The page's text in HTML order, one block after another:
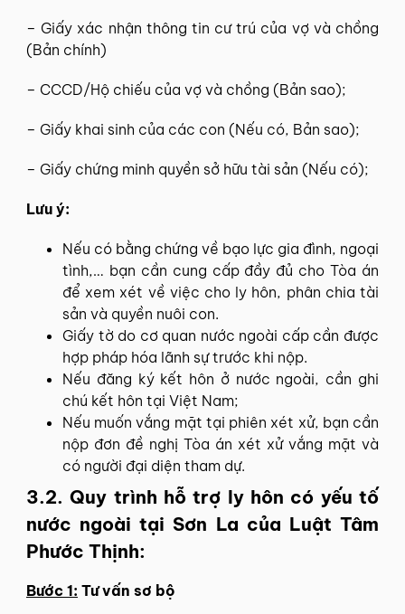
– Giấy xác nhận thông tin cư trú của vợ và chồng
(Bản chính)
– CCCD/Hộ chiếu của vợ và chồng (Bản sao);
– Giấy khai sinh của các con (Nếu có, Bản sao);
– Giấy chứng minh quyền sở hữu tài sản (Nếu có);
Lưu ý:
Nếu có bằng chứng về bạo lực gia đình, ngoại
tình,… bạn cần cung cấp đầy đủ cho Tòa án
để xem xét về việc cho ly hôn, phân chia tài
sản và quyền nuôi con.
Giấy tờ do cơ quan nước ngoài cấp cần được
hợp pháp hóa lãnh sự trước khi nộp.
Nếu đăng ký kết hôn ở nước ngoài, cần ghi
chú kết hôn tại Việt Nam;
Nếu muốn vắng mặt tại phiên xét xử, bạn cần
nộp đơn đề nghị Tòa án xét xử vắng mặt và
có người đại diện tham dự.
3.2. Quy trình hỗ trợ ly hôn có yếu tố
nước ngoài tại Sơn La của Luật Tâm
Phước Thịnh:
Bước 1: Tư vấn sơ bộ